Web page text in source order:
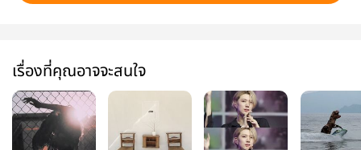
เรื่องที่คุณอาจจะสนใจ